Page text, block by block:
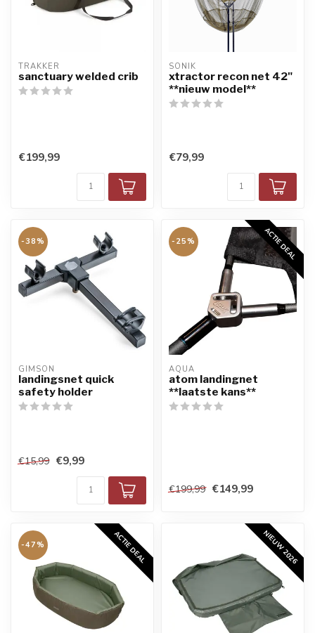
TRAKKER
sanctuary welded crib
€199,99
SONIK
xtractor recon net 42"
**nieuw model**
€79,99
-38%
GIMSON
landingsnet quick
safety holder
€15,99 €9,99
ACTIE DEAL
-25%
AQUA
atom landingnet
**laatste kans**
€199,99 €149,99
ACTIE DEAL
-47% NIEUW 2026